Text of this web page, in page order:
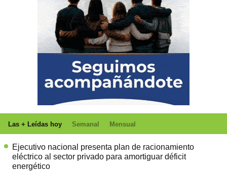
Las + Leídas hoy Semanal Mensual
Ejecutivo nacional presenta plan de racionamiento
eléctrico al sector privado para amortiguar déficit
energético